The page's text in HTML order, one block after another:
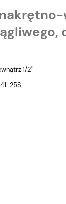
1/2"
25S